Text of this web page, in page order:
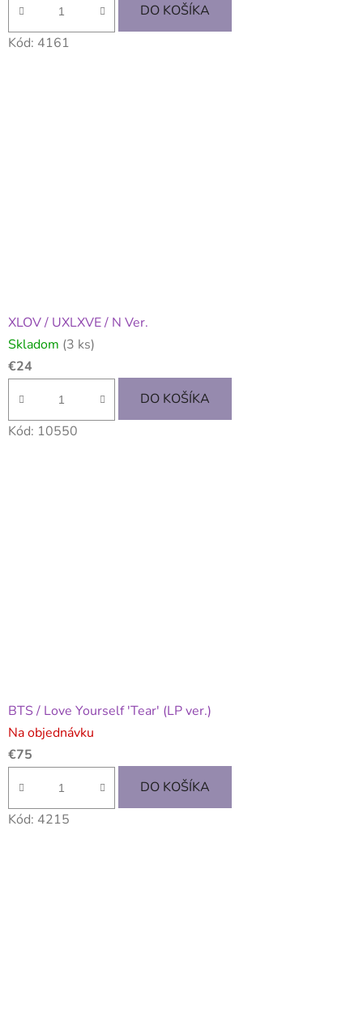
DO KOŠÍKA
Kód: 4161
XLOV / UXLXVE / N Ver.
Skladom (3 ks)
€24
DO KOŠÍKA
Kód: 10550
BTS / Love Yourself 'Tear' (LP ver.)
Na objednávku
€75
DO KOŠÍKA
Kód: 4215